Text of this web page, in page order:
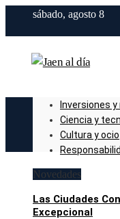
sábado, agosto 8
Inversiones
Ciencia y
Cultura y ocio
Novedades
Las Ciudades
Excepcional